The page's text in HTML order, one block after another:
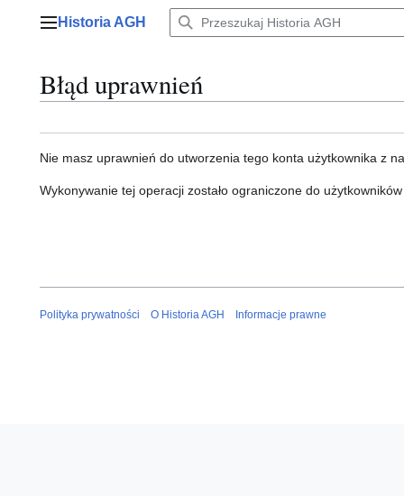
Menu główne
Historia AGH
Błąd uprawnień
Nie masz uprawnień do utworzenia tego konta użytkownika z
Wykonywanie tej operacji zostało ograniczone do
Polityka prywatności O Historia AGH Informacje prawne